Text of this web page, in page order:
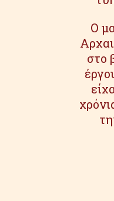
O
στο